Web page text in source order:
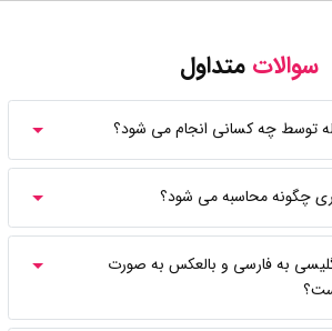
سوالاتمتداول
توسط چه کسانی انجام می شود؟
چگونه محاسبه می شود؟
به فارسی و بالعکس به صورت